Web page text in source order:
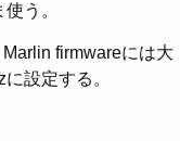
う。
firmwareには大
設定する。